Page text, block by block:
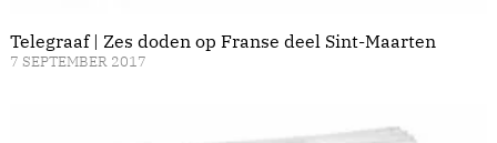
Telegraaf | Zes doden op Franse deel Sint-Maarten
7 SEPTEMBER 2017